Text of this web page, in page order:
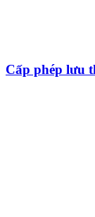
Cấp phép lưu